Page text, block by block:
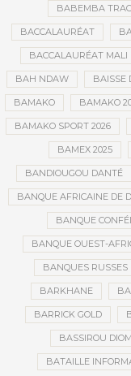
BABEMBA
BACCALAURÉAT
BACCALAURÉAT MALI
BAH NDAW BAISSE
BAMAKO BAMAKO
BAMAKO SPORT 2026
BAMEX 2025
BANDIOUGOU DANTÉ
BANQUE AFRICAINE DE
BANQUE
BANQUE OUEST-
BANQUES RUSSES
BARKHANE
BARRICK GOLD
BASSIROU
BATAILLE